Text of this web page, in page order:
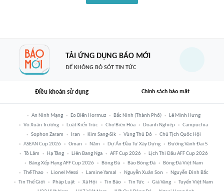
TẢI ỨNG DỤNG BÁO MỚI
ĐỂ KHÔNG BỎ SÓT TIN TỨC
Điều khoản sử dụng Chính sách bảo mật
An Ninh Mạng Eo Biển Hormuz Bắc Ninh (thành Phố)
Lê Minh Hưng
Võ Xuân Trường
Luật Kiến Trúc Chợ Biên Hòa Doanh Nghiệp
Campuchia
Sophon Zaram
Iran Kim Sang-Sik Vùng Thủ Đô
Chủ Tịch Quốc Hội
ASEAN Cup 2026
Oman Năm Dự Án Đầu Tư Xây Dựng
Đường Vành Đai 5
Tô Lâm
Hạ Tầng Liên Bang Nga AFF Cup 2026
Lịch Thi Đấu AFF Cup 2026
Bảng Xếp Hạng AFF Cup 2026
Bóng Đá Báo Bóng Đá
Bóng Đá Việt Nam
Thể Thao
Lionel Messi Lamine Yamal Nguyễn Xuân Son
Nguyễn Đình Bắc
Tin Thế Giới
Pháp Luật Xã Hội Tin Bão Tin Tức Giá Vàng
Tuyển Việt Nam